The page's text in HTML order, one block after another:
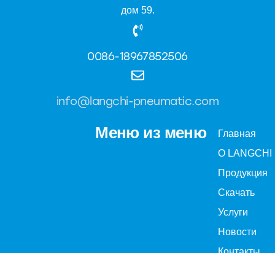
дом 59.
0086-18967852506
info@langchi-pneumatic.com
Меню из меню
Главная
О LANGCHI
Продукция
Скачать
Услуги
Новости